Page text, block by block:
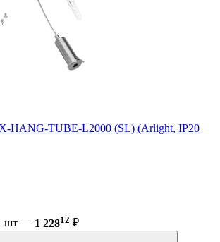
HANG-TUBE-L2000 (SL) (Arlight, IP20
шт — 1 22812 ₽